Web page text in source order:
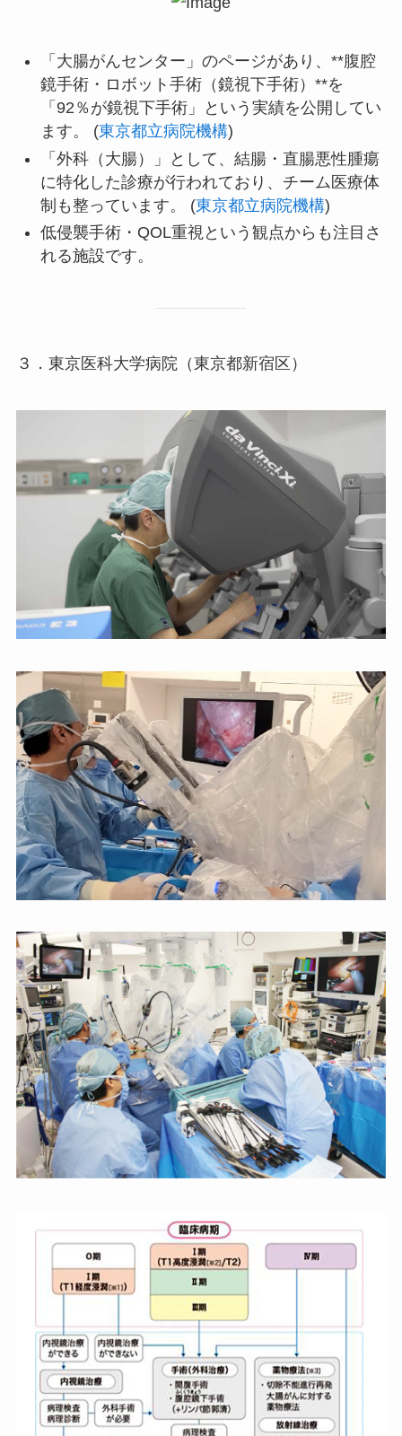
「大腸がんセンター」のページがあり、**腹腔
鏡手術・ロボット手術（鏡視下手術）**を
「92％が鏡視下手術」という実績を公開してい
ます。 (東京都立病院機構)
「外科（大腸）」として、結腸・直腸悪性腫瘍
に特化した診療が行われており、チーム医療体
制も整っています。 (東京都立病院機構)
低侵襲手術・QOL重視という観点からも注目さ
れる施設です。
３．東京医科大学病院（東京都新宿区）